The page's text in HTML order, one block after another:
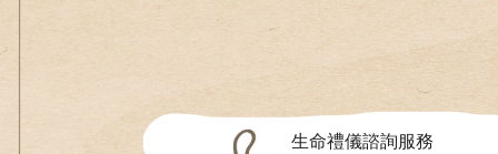
生命禮儀諮詢服務